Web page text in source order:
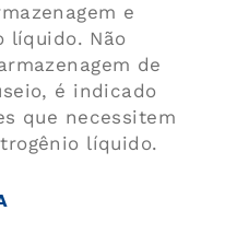
2T-
190
e
líquido. Não
de
é indicado
que necessitem
líquido.